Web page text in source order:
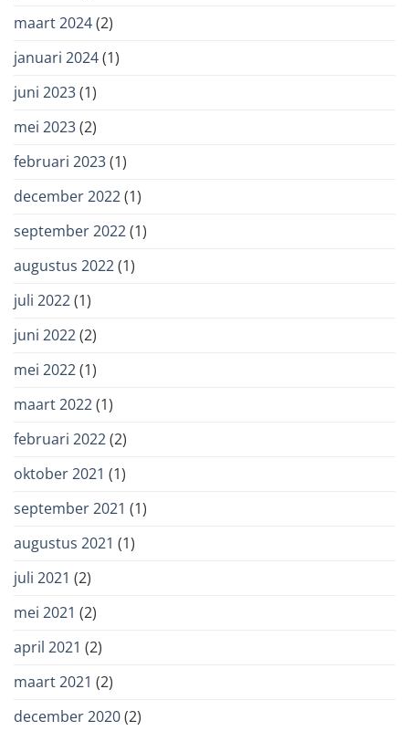
maart 2024(2)
januari 2024(1)
juni 2023(1)
mei 2023(2)
februari 2023(1)
december 2022(1)
september 2022(1)
augustus 2022(1)
juli 2022(1)
juni 2022(2)
mei 2022(1)
maart 2022(1)
februari 2022(2)
oktober 2021 (1)
september 2021 (1)
augustus 2021 (1)
juli 2021 (2)
mei 2021 (2)
april 2021 (2)
maart 2021 (2)
december 2020(2)